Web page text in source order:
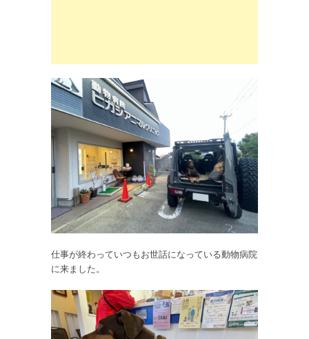
仕事が終わっていつもお世話になっている動物病院
に来ました。